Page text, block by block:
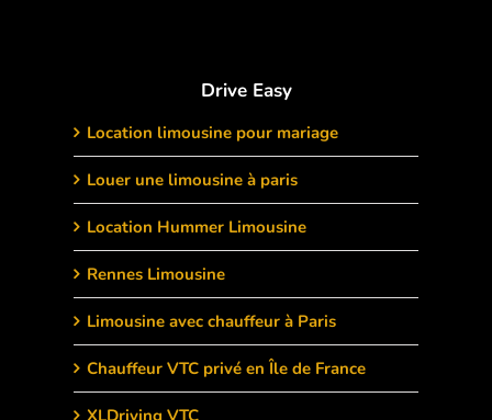
Drive Easy
Location limousine pour mariage
Louer une limousine à paris
Location Hummer Limousine
Rennes Limousine
Limousine avec chauffeur à Paris
Chauffeur VTC privé en Île de France
XLDriving VTC